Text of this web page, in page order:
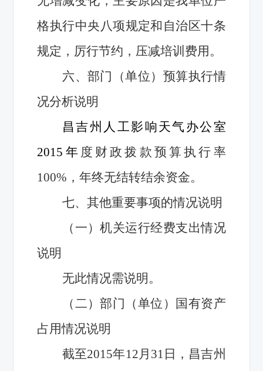
格执行中央八项规定和自治区十条
规定，厉行节约，压减培训费用。
六、部门（单位）预算执行情
况分析说明
昌吉州人工影响天气办公室
2015年 度财政拨款预算执行率
100%，年终无结转结余资金。
七、其他重要事项的情况说明
（一）机关运行经费支出情况
说明
无此情况需说明。
（二）部门（单位）国有资产
占用情况说明
截至2015年12月31日，昌吉州